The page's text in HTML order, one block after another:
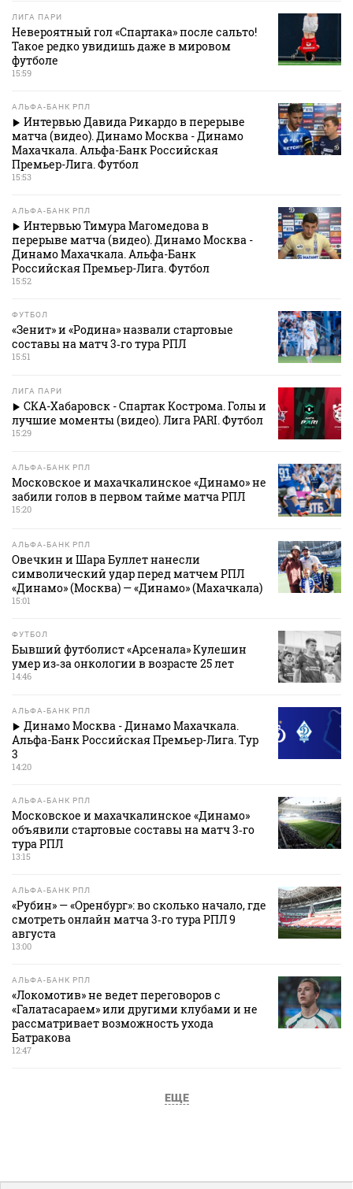
ЛИГА ПАРИ
Невероятный гол «Спартака» после сальто!
Такое редко увидишь даже в мировом
футболе
15:59
АЛЬФА-БАНК РПЛ
Интервью Давида Рикардо в перерыве
матча (видео). Динамо Москва - Динамо
Махачкала. Альфа-Банк Российская
Премьер-Лига. Футбол
15:53
АЛЬФА-БАНК РПЛ
Интервью Тимура Магомедова в
перерыве матча (видео). Динамо Москва -
Динамо Махачкала. Альфа-Банк
Российская Премьер-Лига. Футбол
15:52
ФУТБОЛ
«Зенит» и «Родина» назвали стартовые
составы на матч 3‑го тура РПЛ
15:51
ЛИГА ПАРИ
СКА-Хабаровск - Спартак Кострома. Голы и
лучшие моменты (видео). Лига PARI. Футбол
15:29
АЛЬФА-БАНК РПЛ
Московское и махачкалинское «Динамо» не
забили голов в первом тайме матча РПЛ
15:20
АЛЬФА-БАНК РПЛ
Овечкин и Шара Буллет нанесли
символический удар перед матчем РПЛ
«Динамо» (Москва) — «Динамо» (Махачкала)
15:01
ФУТБОЛ
Бывший футболист «Арсенала» Кулешин
умер из‑за онкологии в возрасте 25 лет
14:46
АЛЬФА-БАНК РПЛ
Динамо Москва - Динамо Махачкала.
Альфа-Банк Российская Премьер-Лига. Тур
3
14:20
АЛЬФА-БАНК РПЛ
Московское и махачкалинское «Динамо»
объявили стартовые составы на матч 3‑го
тура РПЛ
13:15
АЛЬФА-БАНК РПЛ
«Рубин» — «Оренбург»: во сколько начало, где
смотреть онлайн матча 3‑го тура РПЛ 9
августа
13:00
АЛЬФА-БАНК РПЛ
«Локомотив» не ведет переговоров с
«Галатасараем» или другими клубами и не
рассматривает возможность ухода
Батракова
12:47
ЕЩЕ